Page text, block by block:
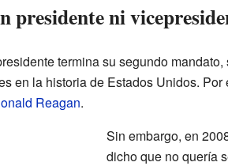
presidente ni
termina su segundo
en la historia de Estados Unidos. Por
Reagan.
Sin embargo, en
dicho que no quería